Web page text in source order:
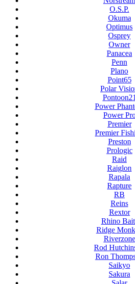
O.S.P.
Okuma
Optimus
Osprey
Owner
Panacea
Penn
Plano
Point65
Polar
Power
Power
Premier
Premier
Preston
Prologic
Raid
Raiglon
Rapala
Rapture
RB
Reins
Rextor
Rhino
Ridge
Riverzone
Rod
Ron
Saikyo
Sakura